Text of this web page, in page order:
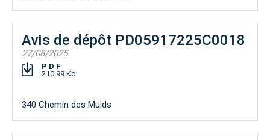
Avis de dépôt PD05917225C0018
27/08/2025
PDF
210.99 Ko
340 Chemin des Muids